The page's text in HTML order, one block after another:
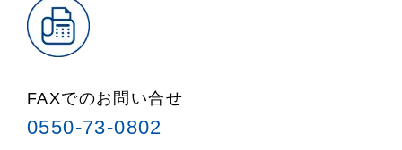
FAXでのお問い合せ
0550-73-0802